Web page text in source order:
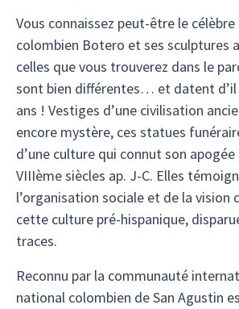
Vous connaissez peut-être le
colombien Botero et ses sculptures
celles que vous trouverez dans le
sont bien différentes… et datent d’il
ans ! Vestiges d’une civilisation
encore mystère, ces statues
d’une culture qui connut son
VIIIème siècles ap. J-C. Elles
l’organisation sociale et de la vision
cette culture pré-hispanique,
traces.
Reconnu par la communauté
national colombien de San Agustin